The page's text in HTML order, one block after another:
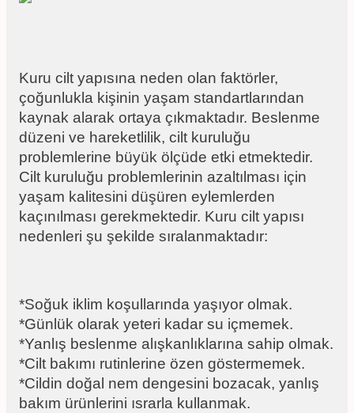
Kuru cilt yapısına neden olan faktörler,
çoğunlukla kişinin yaşam standartlarından
kaynak alarak ortaya çıkmaktadır. Beslenme
düzeni ve hareketlilik, cilt kuruluğu
problemlerine büyük ölçüde etki etmektedir.
Cilt kuruluğu problemlerinin azaltılması için
yaşam kalitesini düşüren eylemlerden
kaçınılması gerekmektedir. Kuru cilt yapısı
nedenleri şu şekilde sıralanmaktadır:
*Soğuk iklim koşullarında yaşıyor olmak.
*Günlük olarak yeteri kadar su içmemek.
*Yanlış beslenme alışkanlıklarına sahip olmak.
*Cilt bakımı rutinlerine özen göstermemek.
*Cildin doğal nem dengesini bozacak, yanlış
bakım ürünlerini ısrarla kullanmak.